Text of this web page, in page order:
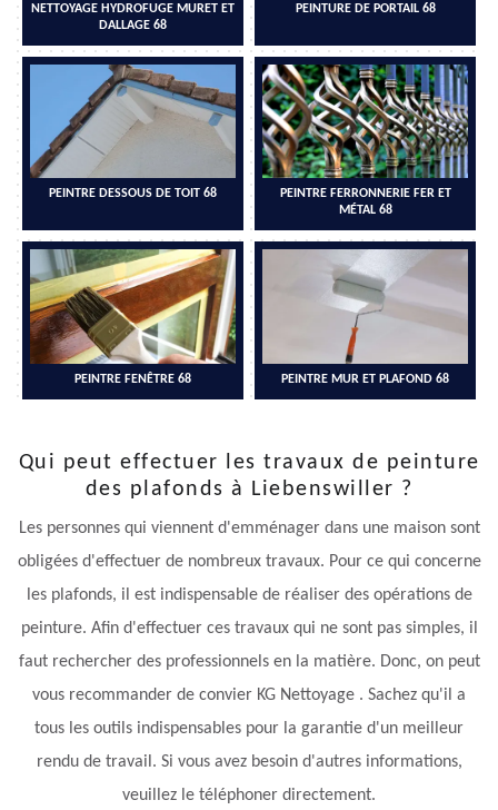
NETTOYAGE HYDROFUGE MURET ET
DALLAGE 68
PEINTURE DE PORTAIL 68
PEINTRE DESSOUS DE TOIT 68
PEINTRE FERRONNERIE FER ET
MÉTAL 68
PEINTRE FENÊTRE 68 PEINTRE MUR ET PLAFOND 68
Qui peut effectuer les travaux de peinture
des plafonds à Liebenswiller ?
Les personnes qui viennent d'emménager dans une maison sont
obligées d'effectuer de nombreux travaux. Pour ce qui concerne
les plafonds, il est indispensable de réaliser des opérations de
peinture. Afin d'effectuer ces travaux qui ne sont pas simples, il
faut rechercher des professionnels en la matière. Donc, on peut
vous recommander de convier KG Nettoyage . Sachez qu'il a
tous les outils indispensables pour la garantie d'un meilleur
rendu de travail. Si vous avez besoin d'autres informations,
veuillez le téléphoner directement.